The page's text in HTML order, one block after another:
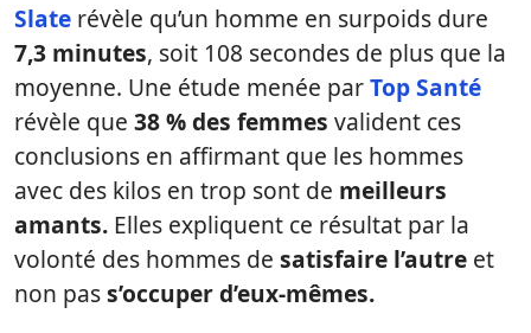
Slate révèle qu’un homme en surpoids dure
7,3 minutes, soit 108 secondes de plus que la
moyenne. Une étude menée parTop Santé
révèle que 38 % des femmes valident ces
conclusions en affirmant que les hommes
avec des kilos en trop sont de meilleurs
amants. Elles expliquent ce résultat par la
volonté des hommes de satisfaire l’autre et
non pass’occuper d’eux-mêmes.